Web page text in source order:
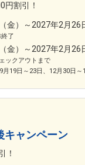
円割引！
金）～2027年2月26
了
金）～2027年2月26
ックアウトまで
月19日～23日、12月30日
キャンペーン
！